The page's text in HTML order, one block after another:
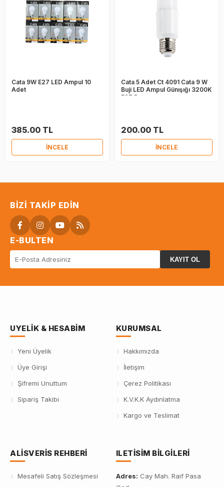
Cata 9W E27 LED Ampul 10
Adet
385.00 TL
İNCELE
Cata 5 Adet Ct 4091 Cata 9 W
Buji LED Ampul Günışığı 3200K
E27 Duy
200.00 TL
İNCELE
BIZI TAKIP EDIN
E-BULTEN
KAYIT OL
UYELIK & HESABIM
Yeni Üyelik
Üye Girişi
Şifremi Unuttum
Sipariş Takibi
KURUMSAL
Hakkımızda
İletişim
Çerez Politikası
K.V.K.K Aydınlatma
Kargo ve Teslimat
ALISVERIS REHBERI
Mesafeli Satış Sözleşmesi
ILETISIM BILGILERI
Adres: Cay Mah. Raif Pasa